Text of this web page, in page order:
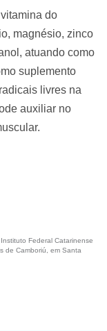
do
magnésio, zinco
atuando como
suplemento
livres na
auxiliar no
Federal Catarinense
de Camboriú, em Santa